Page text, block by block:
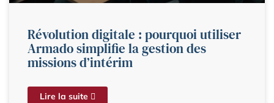
Révolution digitale : pourquoi utiliser
Armado simplifie la gestion des
missions d’intérim
Lire la suite